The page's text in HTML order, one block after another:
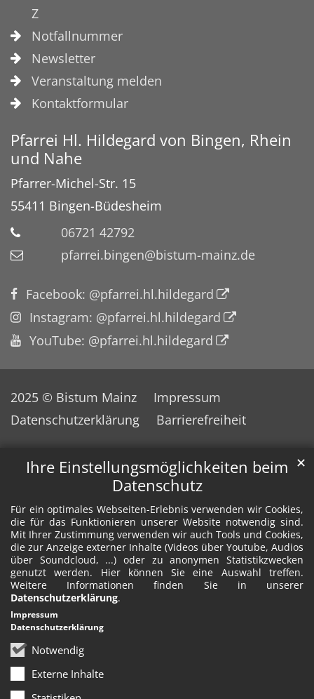
Ihre Einstellungsmöglichkeiten beim
Datenschutz
Für ein optimales Webseiten-Erlebnis verwenden wir Cookies,
die für das Funktionieren unserer Website notwendig sind.
Mit Ihrer Zustimmung verwenden wir auch Tools und Cookies,
die zur Anzeige externer Inhalte (Videos über Youtube, Audios
über Soundcloud, ...) oder zu anonymen Statistikzwecken
genutzt werden. Hier können Sie eine Auswahl treffen.
Weitere Informationen finden Sie in unserer
Datenschutzerklärung.
Notwendig
Externe Inhalte
✕
Impressum
Datenschutzerklärung
Z
Notfallnummer
Newsletter
Veranstaltung melden
Kontaktformular
Pfarrei Hl. Hildegard von Bingen, Rhein
und Nahe
Pfarrer-Michel-Str. 15
55411 Bingen-Büdesheim
06721 42792
pfarrei.bingen@bistum-mainz.de
Facebook: @pfarrei.hl.hildegard
Instagram: @pfarrei.hl.hildegard
YouTube: @pfarrei.hl.hildegard
2025 © Bistum Mainz
Impressum
Datenschutzerklärung
Barrierefreiheit